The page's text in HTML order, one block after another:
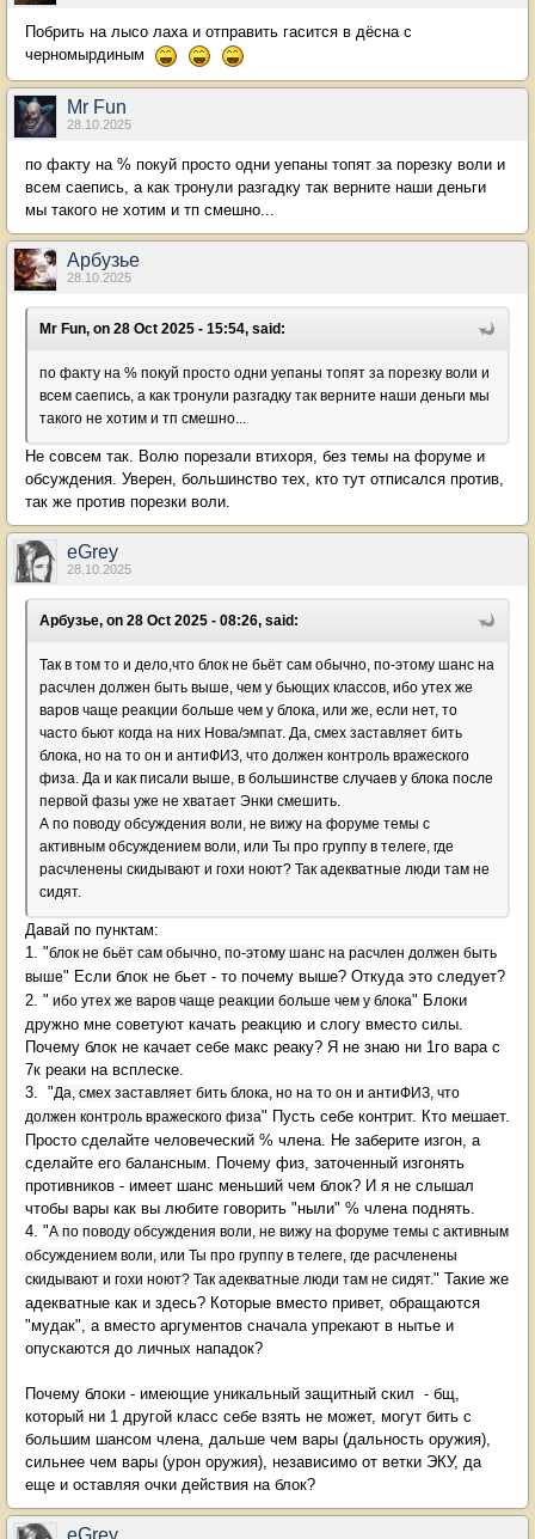
Побрить на лысо лаха и отправить гасится в дёсна с
черномырдиным
Mr Fun
28.10.2025
по факту на % покуй просто одни уепаны топят за порезку воли и
всем саепись, а как тронули разгадку так верните наши деньги
мы такого не хотим и тп смешно...
Арбузье
28.10.2025
Mr Fun, on 28 Oct 2025 - 15:54, said:
по факту на % покуй просто одни уепаны топят за порезку воли и
всем саепись, а как тронули разгадку так верните наши деньги мы
такого не хотим и тп смешно...
Не совсем так. Волю порезали втихоря, без темы на форуме и
обсуждения. Уверен, большинство тех, кто тут отписался против,
так же против порезки воли.
eGrey
28.10.2025
Арбузье, on 28 Oct 2025 - 08:26, said:
Так в том то и дело,что блок не бьёт сам обычно, по-этому шанс на
расчлен должен быть выше, чем у бьющих классов, ибо утех же
варов чаще реакции больше чем у блока, или же, если нет, то
часто бьют когда на них Нова/эмпат. Да, смех заставляет бить
блока, но на то он и антиФИЗ, что должен контроль вражеского
физа. Да и как писали выше, в большинстве случаев у блока после
первой фазы уже не хватает Энки смешить.
А по поводу обсуждения воли, не вижу на форуме темы с
активным обсуждением воли, или Ты про группу в телеге, где
расчленены скидывают и гохи ноют? Так адекватные люди там не
сидят.
Давай по пунктам:
1. "блок не бьёт сам обычно, по-этому шанс на расчлен должен быть
выше" Если блок не бьет - то почему выше? Откуда это следует?
2. " ибо утех же варов чаще реакции больше чем у блока" Блоки
дружно мне советуют качать реакцию и слогу вместо силы.
Почему блок не качает себе макс реаку? Я не знаю ни 1го вара с
7к реаки на всплеске.
3. "Да, смех заставляет бить блока, но на то он и антиФИЗ, что
должен контроль вражеского физа" Пусть себе контрит. Кто мешает.
Просто сделайте человеческий % члена. Не заберите изгон, а
сделайте его балансным. Почему физ, заточенный изгонять
противников - имеет шанс меньший чем блок? И я не слышал
чтобы вары как вы любите говорить "ныли" % члена поднять.
4. "А по поводу обсуждения воли, не вижу на форуме темы с активным
обсуждением воли, или Ты про группу в телеге, где расчленены
скидывают и гохи ноют? Так адекватные люди там не сидят." Такие же
адекватные как и здесь? Которые вместо привет, обращаются
"мудак", а вместо аргументов сначала упрекают в нытье и
опускаются до личных нападок?
Почему блоки - имеющие уникальный защитный скил - бщ,
который ни 1 другой класс себе взять не может, могут бить с
большим шансом члена, дальше чем вары (дальность оружия),
сильнее чем вары (урон оружия), независимо от ветки ЭКУ, да
еще и оставляя очки действия на блок?
eGrey